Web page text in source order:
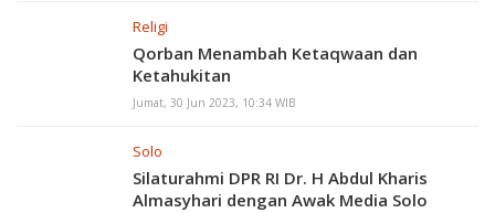
Religi
Qorban Menambah Ketaqwaan dan
Ketahukitan
Jumat, 30 Jun 2023, 10:34 WIB
Solo
Silaturahmi DPR RI Dr. H Abdul Kharis
Almasyhari dengan Awak Media Solo